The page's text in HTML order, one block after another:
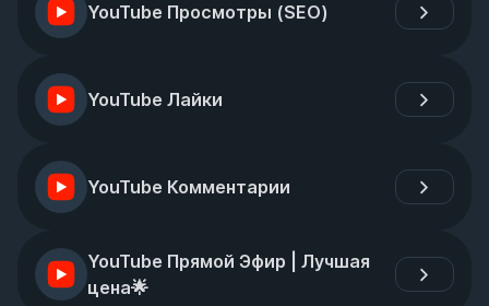
YouTube Просмотры (SEO)
YouTube Лайки
YouTube Комментарии
YouTube Прямой Эфир | Лучшая
цена🌟